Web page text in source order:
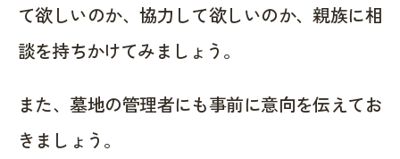
て欲しいのか、協力して欲しいのか、親族に相
談を持ちかけてみましょう。
また、墓地の管理者にも事前に意向を伝えてお
きましょう。